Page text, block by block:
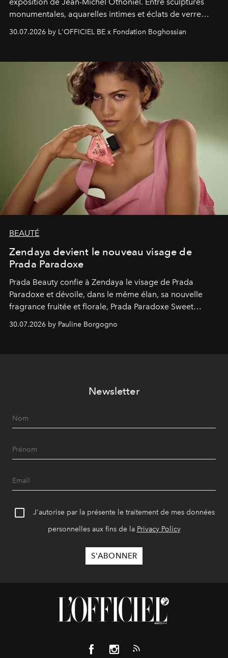
exposition de Jean-Michel Othoniel. Entre sculptures
monumentales, aquarelles intimes et éclats de verre
soufflé, l’artiste français compose un itinéraire
émotionnel où chaque œuvre devient le souvenir
émerveillement.
30.07.2026 by L'OFFICIEL BE x Fondation Boghossian
BEAUTÉ
Zendaya devient le nouveau visage de
Prada Paradoxe
Prada Beauty confie à Zendaya le visage de Prada
Paradoxe et dévoile, dans le même élan, sa nouvelle
fragrance fruitée et florale, Prada Paradoxe Sweet
Chemistry Eau de Parfum.
30.07.2026 by Pauline Borgogno
Newsletter
J'autorise par la présente le traitement de mes données
personnelles aux fins de la Privacy Policy